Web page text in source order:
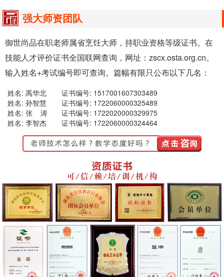
强大师资团队
御世尚品在职老师属省烹饪大师，持职业资格等级证书。在
技能人才评价证书全国联网查询，网址：zscx.osta.org.cn。
输入姓名+考试编号即可查询。篇幅有限只公布以下几名：
姓名: 禹华北
证书编号: 1517001607303489
姓名: 孙智慧
证书编号: 1722060000325489
姓名: 张 涛
证书编号: 1722020000329975
姓名: 李智杰
证书编号: 1722060000324464